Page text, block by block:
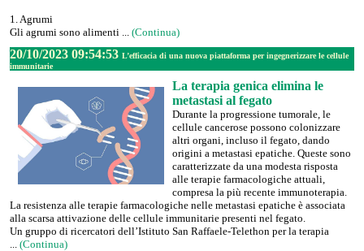
1. Agrumi
Gli agrumi sono alimenti ... (Continua)
20/10/2023 09:54:53 L’efficacia di una nuova piattaforma per ingegnerizzare le cellule
immunitarie
La terapia genica elimina le
metastasi al fegato
Durante la progressione tumorale, le
cellule cancerose possono colonizzare
altri organi, incluso il fegato, dando
origini a metastasi epatiche. Queste sono
caratterizzate da una modesta risposta
alle terapie farmacologiche attuali,
compresa la più recente immunoterapia.
La resistenza alle terapie farmacologiche nelle metastasi epatiche è associata
alla scarsa attivazione delle cellule immunitarie presenti nel fegato.
Un gruppo di ricercatori dell’Istituto San Raffaele-Telethon per la terapia
... (Continua)